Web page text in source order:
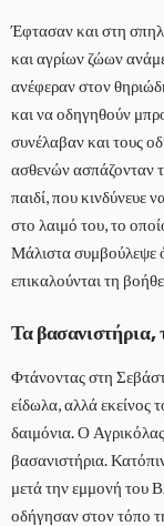
Έφτασαν και στη
και αγρίων ζώων
ανέφεραν στον
και να οδηγηθούν
συνέλαβαν και τους
ασθενών ασπάζονταν
παιδί, που κινδύνευε
στο λαιμό του, το
Μάλιστα συμβούλεψε
επικαλούνται τη
Τα βασανιστήρια,
Φτάνοντας στη
είδωλα, αλλά εκείνος
δαιμόνια. Ο
βασανιστήρια.
μετά την εμμονή του
οδήγησαν στον τόπο